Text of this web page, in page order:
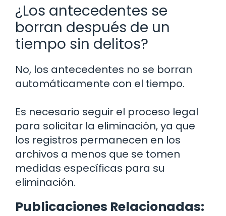
¿Los antecedentes se
borran después de un
tiempo sin delitos?
No, los antecedentes no se borran
automáticamente con el tiempo.
Es necesario seguir el proceso legal
para solicitar la eliminación, ya que
los registros permanecen en los
archivos a menos que se tomen
medidas específicas para su
eliminación.
Publicaciones Relacionadas: